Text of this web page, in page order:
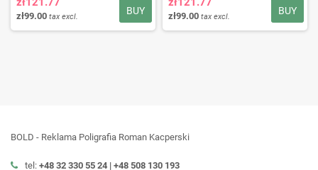
BUY
zł99.00 tax excl.
BUY
zł99.00 tax excl.
BOLD - Reklama Poligrafia Roman Kacperski
tel: +48 32 330 55 24 | +48 508 130 193